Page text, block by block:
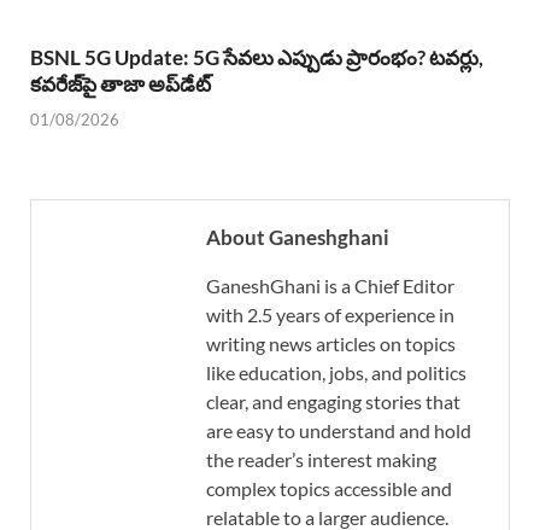
BSNL 5G Update: 5G సేవలు ఎప్పుడు ప్రారంభం? టవర్లు,
కవరేజ్‌పై తాజా అప్‌డేట్
01/08/2026
About Ganeshghani
GaneshGhani is a Chief Editor
with 2.5 years of experience in
writing news articles on topics
like education, jobs, and politics
clear, and engaging stories that
are easy to understand and hold
the reader’s interest making
complex topics accessible and
relatable to a larger audience.